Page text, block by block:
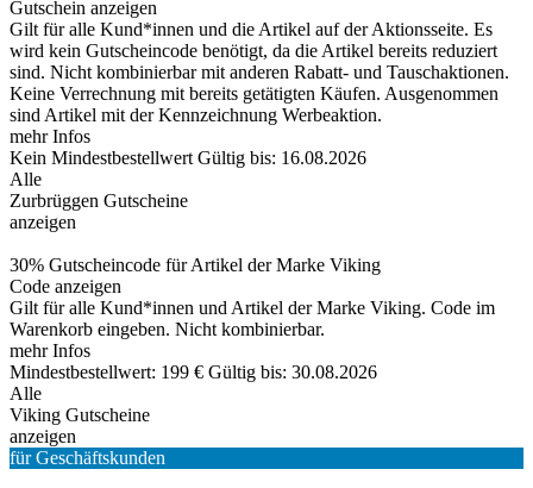
Gutschein anzeigen
Gilt für alle Kund*innen und die Artikel auf der Aktionsseite. Es
wird kein Gutscheincode benötigt, da die Artikel bereits reduziert
sind. Nicht kombinierbar mit anderen Rabatt- und Tauschaktionen.
Keine Verrechnung mit bereits getätigten Käufen. Ausgenommen
sind Artikel mit der Kennzeichnung Werbeaktion.
mehr Infos
Kein Mindestbestellwert Gültig bis: 16.08.2026
Alle
Zurbrüggen Gutscheine
anzeigen
30% Gutscheincode für Artikel der Marke Viking
Code anzeigen
Gilt für alle Kund*innen und Artikel der Marke Viking. Code im
Warenkorb eingeben. Nicht kombinierbar.
mehr Infos
Mindestbestellwert: 199 € Gültig bis: 30.08.2026
Alle
Viking Gutscheine
anzeigen
für Geschäftskunden